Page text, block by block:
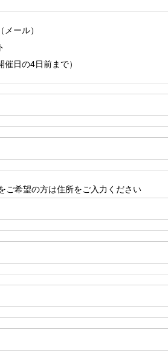
メール）
催日の4日前まで）
ご希望の方は住所をご入力ください